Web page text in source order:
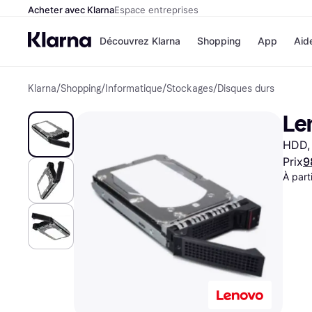
Acheter avec KlarnaEspace entreprises
Découvrez Klarna
Options de paiement
Payer maintenant
Paiement en 3 fois
Paiement à 30 jours
Klarna sur Apple Pay
Shopping
Magasins
Airbnb
Temu
JD Sports
Voir tous les
App
Klarna/Shopping/ Informatique/Stockages/Disques durs
Prix
À